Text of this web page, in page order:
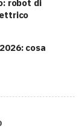
robot di
cosa